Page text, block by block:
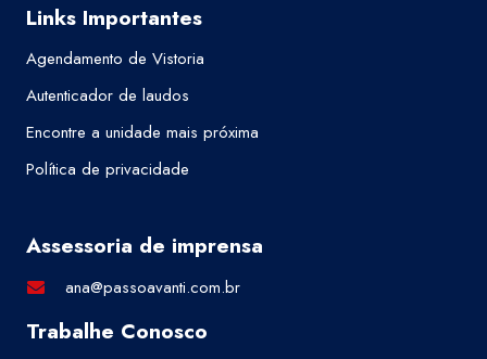
Links Importantes
Agendamento de Vistoria
Autenticador de laudos
Encontre a unidade mais próxima
Política de privacidade
Assessoria de imprensa
ana@passoavanti.com.br
Trabalhe Conosco